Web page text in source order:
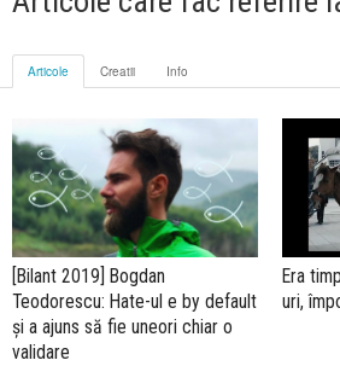
Articole Creatii Info
[Bilant 2019] Bogdan
Teodorescu: Hate-ul e by default
și a ajuns să fie uneori chiar o
validare
Era
uri,